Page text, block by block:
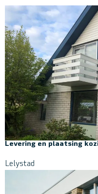
Levering en plaatsing
Lelystad